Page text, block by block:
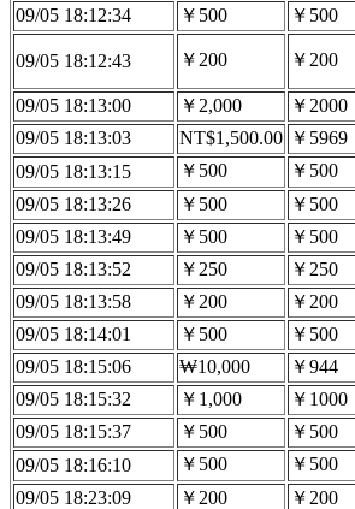
09/05 18:12:34
￥500 ￥500
09/05 18:12:43 ￥200 ￥200
09/05 18:13:00 ￥2,000 ￥2000
09/05 18:13:03
NT$1,500.00 ￥5969
09/05 18:13:15
￥500 ￥500
09/05 18:13:26
￥500 ￥500
09/05 18:13:49
￥500 ￥500
09/05 18:13:52
￥250 ￥250
09/05 18:13:58
￥200 ￥200
09/05 18:14:01
￥500 ￥500
09/05 18:15:06
₩10,000 ￥944
09/05 18:15:32
￥1,000 ￥1000
09/05 18:15:37
￥500 ￥500
09/05 18:16:10
￥500 ￥500
09/05 18:23:09
￥200 ￥200